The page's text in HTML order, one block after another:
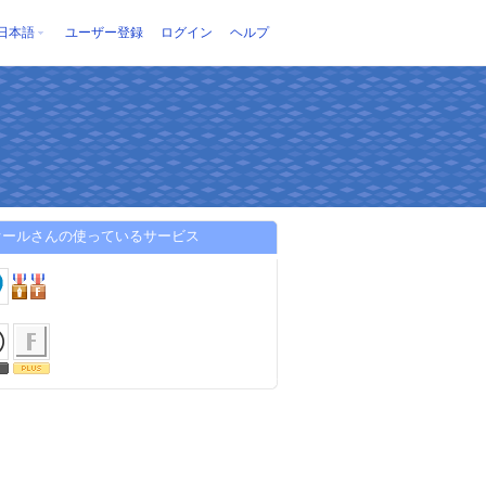
本語 ユーザー登録 ログイン ヘルプ
ルさんの使っているサービス